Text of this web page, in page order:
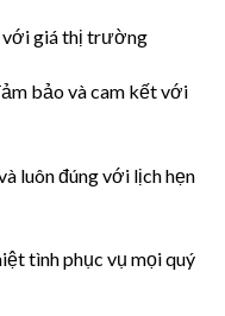
với giá thị trường
bảo và cam kết với
luôn đúng với lịch hẹn
tình phục vụ mọi quý